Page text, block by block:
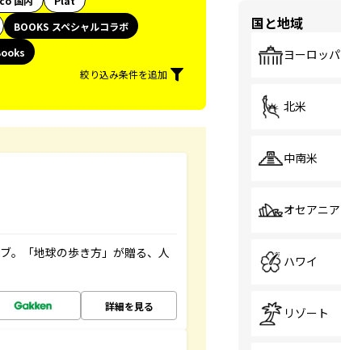
BOOKS スペシャルコラボ
絞り込み条件を追加
。「地球の歩き方」が贈る、人
詳細を見る
国と地域
ヨーロッパ
北米
中南米
オセアニア
ハワイ
リゾート